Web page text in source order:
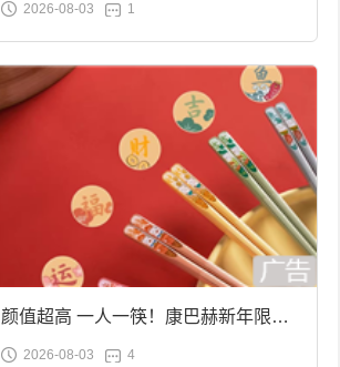
袋装9.9元到手
2026-08-03 1
颜值超高 一人一筷！康巴赫新年限定
合金筷子大促：19.9元
2026-08-03 4